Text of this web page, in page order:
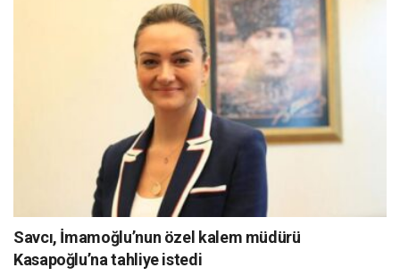
Savcı, İmamoğlu’nun özel kalem müdürü
Kasapoğlu’na tahliye istedi